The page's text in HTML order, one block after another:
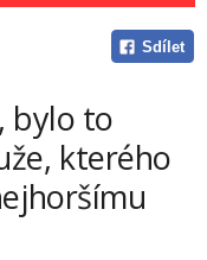
Sdílet
bylo to
kterého